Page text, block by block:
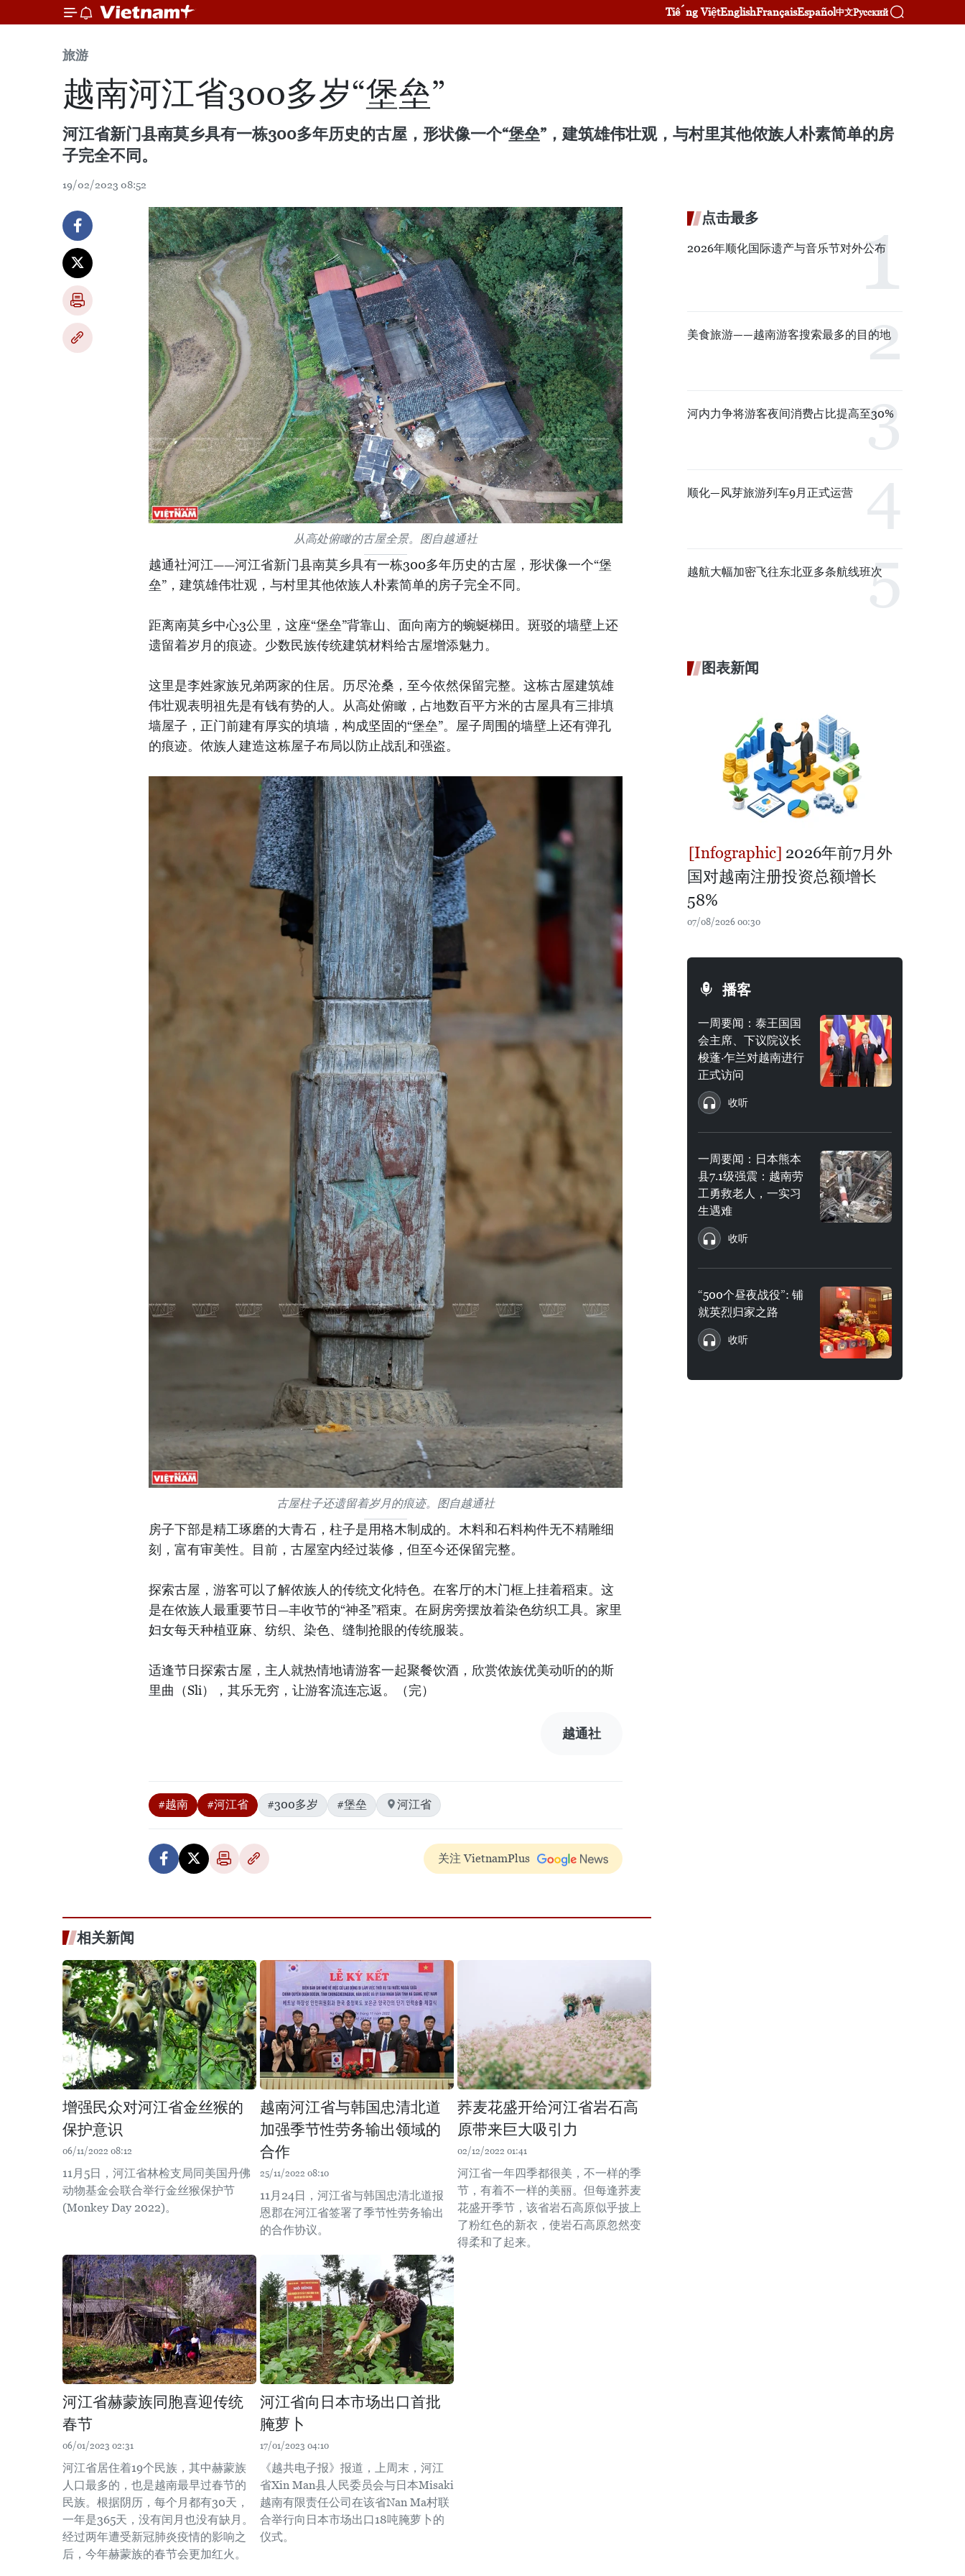
Tiếng ViệtEnglishFrançaisEspañol中文Русский
旅游
越南河江省300多岁“堡垒”
河江省新门县南莫乡具有一栋300多年历史的古屋，形状像一个“堡垒”，建筑雄伟壮观，与村里其他侬族人朴素简单的房
子完全不同。
19/02/2023 08:52
从高处俯瞰的古屋全景。图自越通社
越通社河江——河江省新门县南莫乡具有一栋300多年历史的古屋，形状像一个“堡
垒”，建筑雄伟壮观，与村里其他侬族人朴素简单的房子完全不同。
距离南莫乡中心3公里，这座“堡垒”背靠山、面向南方的蜿蜒梯田。斑驳的墙壁上还
遗留着岁月的痕迹。少数民族传统建筑材料给古屋增添魅力。
这里是李姓家族兄弟两家的住居。历尽沧桑，至今依然保留完整。这栋古屋建筑雄
伟壮观表明祖先是有钱有势的人。从高处俯瞰，占地数百平方米的古屋具有三排填
墙屋子，正门前建有厚实的填墙，构成坚固的“堡垒”。屋子周围的墙壁上还有弹孔
的痕迹。侬族人建造这栋屋子布局以防止战乱和强盗。
古屋柱子还遗留着岁月的痕迹。图自越通社
房子下部是精工琢磨的大青石，柱子是用格木制成的。木料和石料构件无不精雕细
刻，富有审美性。目前，古屋室内经过装修，但至今还保留完整。
探索古屋，游客可以了解侬族人的传统文化特色。在客厅的木门框上挂着稻束。这
是在侬族人最重要节日—丰收节的“神圣”稻束。在厨房旁摆放着染色纺织工具。家里
妇女每天种植亚麻、纺织、染色、缝制抢眼的传统服装。
适逢节日探索古屋，主人就热情地请游客一起聚餐饮酒，欣赏侬族优美动听的的斯
里曲（Sli），其乐无穷，让游客流连忘返。（完）
越通社
#越南 #河江省 #300多岁 #堡垒 河江省
关注 VietnamPlus
相关新闻
增强民众对河江省金丝猴的
保护意识
06/11/2022 08:12
11月5日，河江省林检支局同美国丹佛
动物基金会联合举行金丝猴保护节
(Monkey Day 2022)。
越南河江省与韩国忠清北道
加强季节性劳务输出领域的
合作
25/11/2022 08:10
11月24日，河江省与韩国忠清北道报
恩郡在河江省签署了季节性劳务输出
的合作协议。
荞麦花盛开给河江省岩石高
原带来巨大吸引力
02/12/2022 01:41
河江省一年四季都很美，不一样的季
节，有着不一样的美丽。但每逢荞麦
花盛开季节，该省岩石高原似乎披上
了粉红色的新衣，使岩石高原忽然变
得柔和了起来。
河江省赫蒙族同胞喜迎传统
春节
06/01/2023 02:31
河江省居住着19个民族，其中赫蒙族
人口最多的，也是越南最早过春节的
民族。根据阴历，每个月都有30天，
一年是365天，没有闰月也没有缺月。
经过两年遭受新冠肺炎疫情的影响之
后，今年赫蒙族的春节会更加红火。
河江省向日本市场出口首批
腌萝卜
17/01/2023 04:10
《越共电子报》报道，上周末，河江
省Xin Man县人民委员会与日本Misaki
越南有限责任公司在该省Nan Ma村联
合举行向日本市场出口18吨腌萝卜的
仪式。
点击最多
2026年顺化国际遗产与音乐节对外公布
美食旅游——越南游客搜索最多的目的地
河内力争将游客夜间消费占比提高至30%
顺化—风芽旅游列车9月正式运营
越航大幅加密飞往东北亚多条航线班次
图表新闻
2026年前7月外
国对越南注册投资总额增长
58%
07/08/2026 00:30
播客
一周要闻：泰王国国
会主席、下议院议长
梭蓬·乍兰对越南进行
正式访问
收听
一周要闻：日本熊本
县7.1级强震：越南劳
工勇救老人，一实习
生遇难
收听
“500个昼夜战役”: 铺
就英烈归家之路
收听